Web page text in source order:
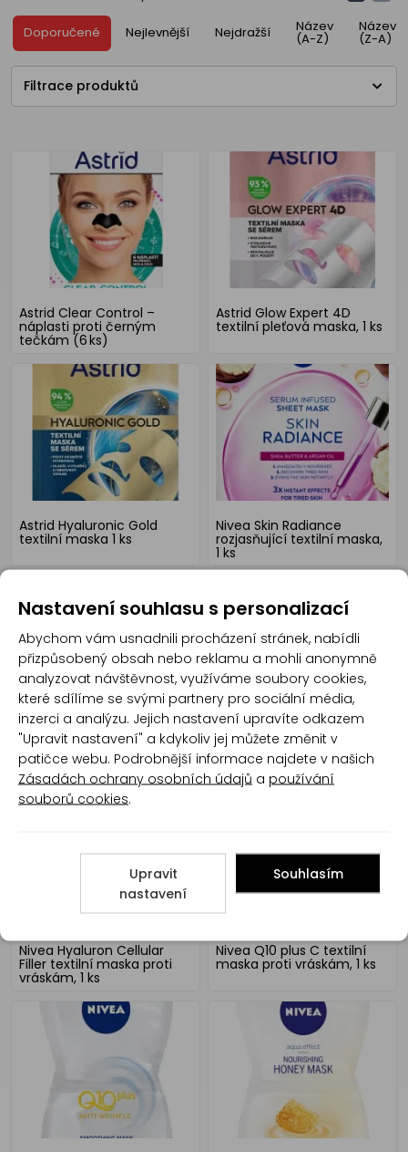
Doporučené Nejlevnější Nejdražší Název
(A-Z)
Název
(Z-A)
Filtrace produktů
Astrid Clear Control –
náplasti proti černým
tečkám (6 ks)
Astrid Glow Expert 4D
textilní pleťová maska, 1 ks
Astrid Hyaluronic Gold
textilní maska 1 ks
Nivea Skin Radiance
rozjasňující textilní maska,
1 ks
Nivea Rose Touch
10minutová hydratační
maska pod oči 1 pár
Nivea Rose Touch
10minutová hydratační
textilní maska 1 ks
Nivea Hyaluron Cellular
Filler textilní maska proti
vráskám, 1 ks
Nivea Q10 plus C textilní
maska proti vráskám, 1 ks
Nastavení souhlasu s personalizací
Abychom vám usnadnili procházení stránek, nabídli
přizpůsobený obsah nebo reklamu a mohli anonymně
analyzovat návštěvnost, využíváme soubory cookies,
které sdílíme se svými partnery pro sociální média,
inzerci a analýzu. Jejich nastavení upravíte odkazem
"Upravit nastavení" a kdykoliv jej můžete změnit v
patičce webu. Podrobnější informace najdete v našich
Zásadách ochrany osobních údajů a používání
souborů cookies.
Upravit
nastavení
Souhlasím